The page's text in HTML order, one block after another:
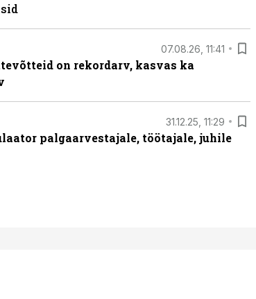
07.08.26, 11:41
on rekordarv, kasvas ka
31.12.25, 11:29
palgaarvestajale, töötajale, juhile